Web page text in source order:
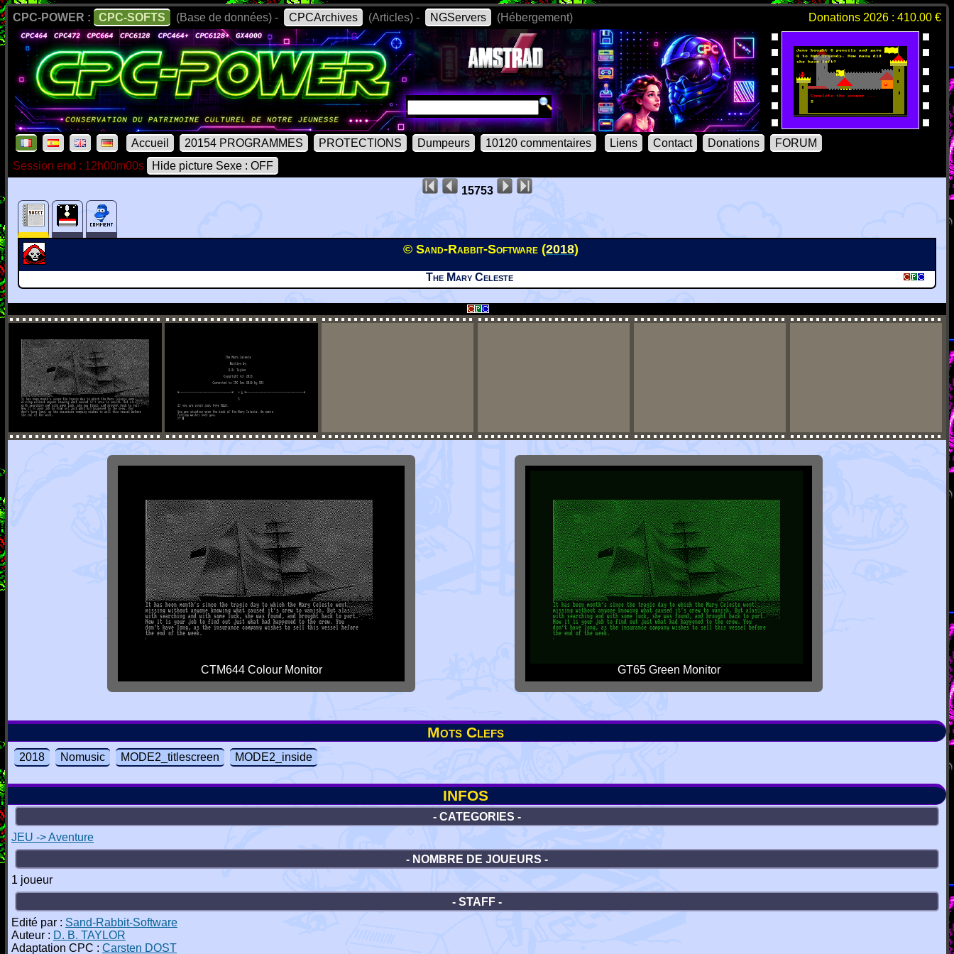
CPC-POWER : CPC-SOFTS (Base de données) - CPCArchives (Articles) - NGServers (Hébergement) Donations 2026 : 410.00 €
Accueil 20154 PROGRAMMES PROTECTIONS Dumpeurs 10120 commentaires Liens Contact Donations
FORUM
Session end : 12h00m00s
Hide picture Sexe : OFF
15753
© Sand-Rabbit-Software (2018)
The Mary Celeste
CTM644 Colour Monitor GT65 Green Monitor
Mots Clefs
2018 Nomusic MODE2_titlescreen MODE2_inside
INFOS
- CATEGORIES -
JEU -> Aventure
- NOMBRE DE JOUEURS -
1 joueur
- STAFF -
Edité par : Sand-Rabbit-Software
Auteur : D. B. TAYLOR
Adaptation CPC : Carsten DOST